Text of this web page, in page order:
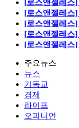
[로스앤젤레스]
[로스앤젤레스]
[로스앤젤레스]
[로스앤젤레스]
[로스앤젤레스]
주요뉴스
뉴스
기독교
경제
라이프
오피니언